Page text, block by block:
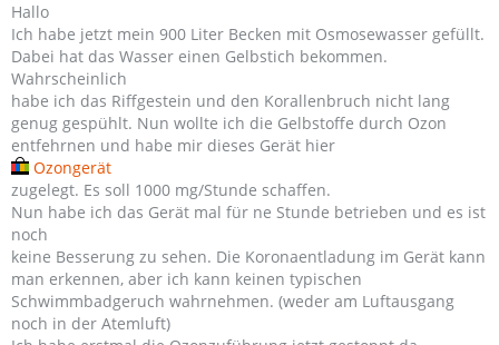
Hallo
Ich habe jetzt mein 900 Liter Becken mit Osmosewasser gefüllt.
Dabei hat das Wasser einen Gelbstich bekommen.
Wahrscheinlich
habe ich das Riffgestein und den Korallenbruch nicht lang
genug gespühlt. Nun wollte ich die Gelbstoffe durch Ozon
entfehrnen und habe mir dieses Gerät hier
Ozongerät
zugelegt. Es soll 1000 mg/Stunde schaffen.
Nun habe ich das Gerät mal für ne Stunde betrieben und es ist
noch
keine Besserung zu sehen. Die Koronaentladung im Gerät kann
man erkennen, aber ich kann keinen typischen
Schwimmbadgeruch wahrnehmen. (weder am Luftausgang
noch in der Atemluft)